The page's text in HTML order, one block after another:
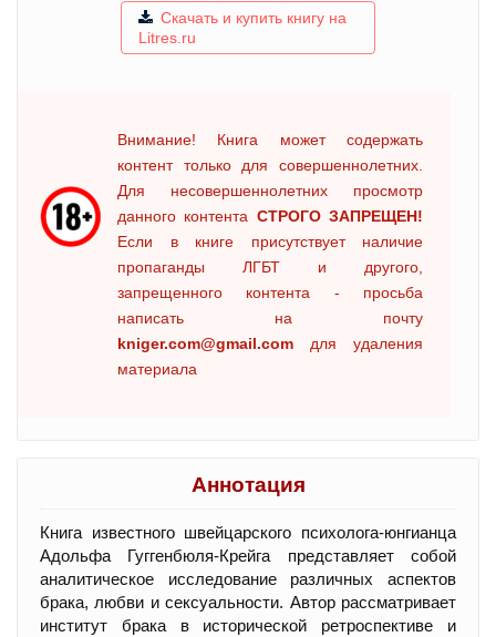
Скачать и купить книгу на
Litres.ru
Внимание! Книга может содержать
контент только для совершеннолетних.
Для несовершеннолетних просмотр
данного контента СТРОГО ЗАПРЕЩЕН!
Если в книге присутствует наличие
пропаганды ЛГБТ и другого,
запрещенного контента - просьба
написать на почту
kniger.com@gmail.com для удаления
материала
Аннотация
Книга известного швейцарского психолога-юнгианца
Адольфа Гуггенбюля-Крейга представляет собой
аналитическое исследование различных аспектов
брака, любви и сексуальности. Автор рассматривает
институт брака в исторической ретроспективе и